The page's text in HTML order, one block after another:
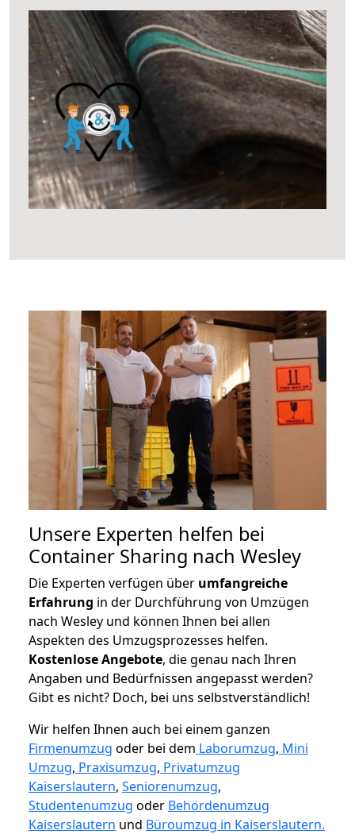
Unsere Experten helfen bei
Container Sharing nach Wesley
Die Experten verfügen über umfangreiche
Erfahrung in der Durchführung von Umzügen
nach Wesley und können Ihnen bei allen
Aspekten des Umzugsprozesses helfen.
Kostenlose Angebote, die genau nach Ihren
Angaben und Bedürfnissen angepasst werden?
Gibt es nicht? Doch, bei uns selbstverständlich!
Wir helfen Ihnen auch bei einem ganzen
Firmenumzug oder bei dem Laborumzug, Mini
Umzug, Praxisumzug, Privatumzug
Kaiserslautern, Seniorenumzug,
Studentenumzug oder Behördenumzug
Kaiserslautern und Büroumzug in Kaiserslautern.